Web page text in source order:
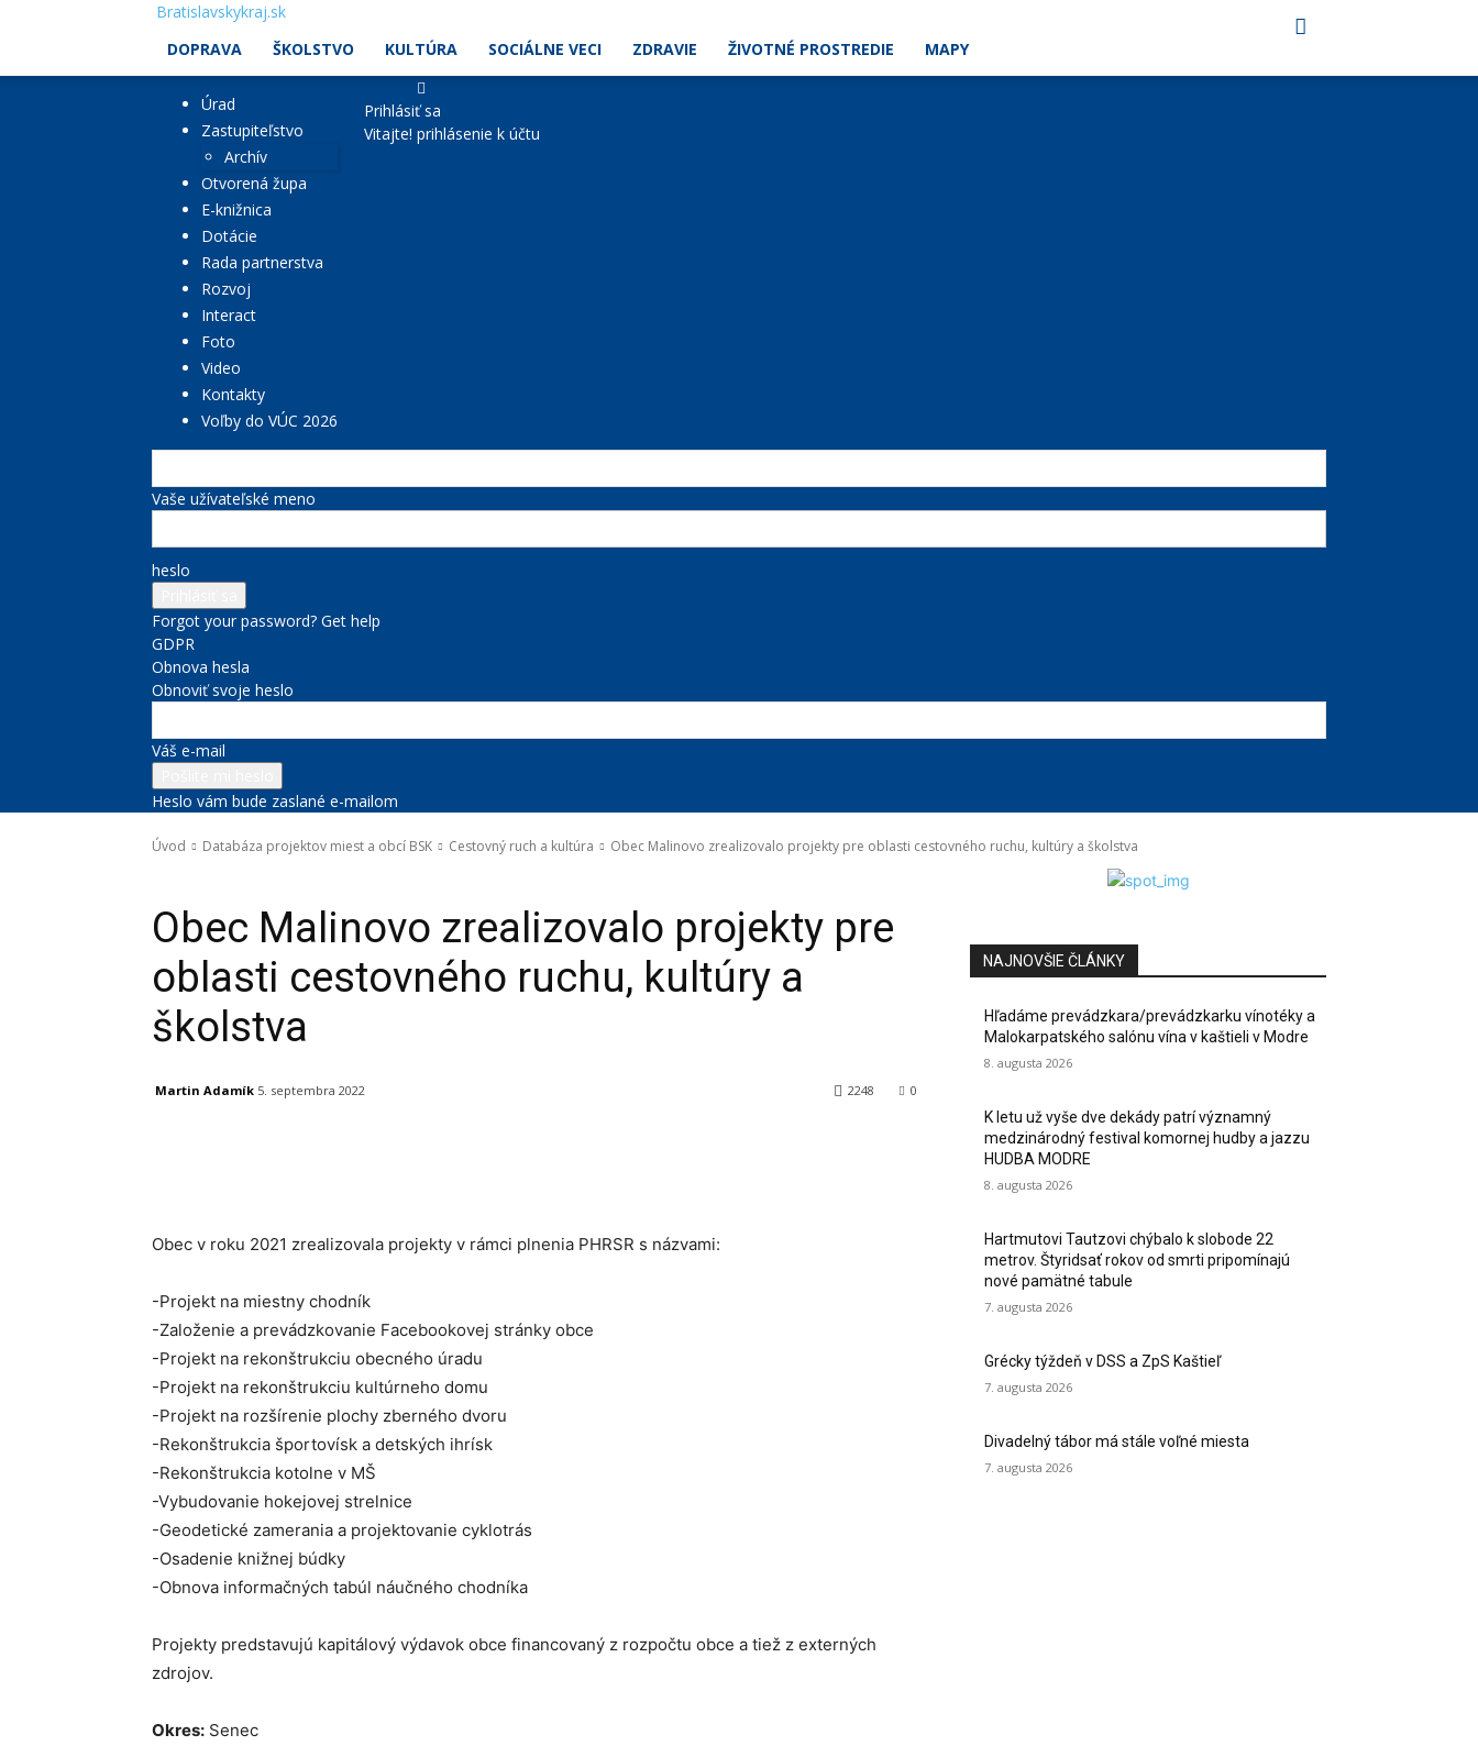
Bratislavskykraj.sk
DOPRAVA
ŠKOLSTVO KULTÚRA SOCIÁLNE VECI ZDRAVIE ŽIVOTNÉ PROSTREDIE MAPY
Úrad
Zastupiteľstvo
Archív
Otvorená župa
E-knižnica
Dotácie
Rada partnerstva
Rozvoj
Interact
Foto
Video
Kontakty
Voľby do VÚC 2026
Prihlásiť sa
Vitajte! prihlásenie k účtu
Vaše užívateľské meno
heslo
Forgot your password? Get help
GDPR
Obnova hesla
Obnoviť svoje heslo
Váš e-mail
Heslo vám bude zaslané e-mailom
Úvod Databáza projektov miest a obcí BSK Cestovný ruch a kultúra Obec Malinovo zrealizovalo projekty pre oblasti cestovného ruchu, kultúry a školstva
Obec Malinovo zrealizovalo projekty pre
oblasti cestovného ruchu, kultúry a
školstva
Martin Adamík 5. septembra 2022 0
2248
Obec v roku 2021 zrealizovala projekty v rámci plnenia PHRSR s názvami:
-Projekt na miestny chodník
-Založenie a prevádzkovanie Facebookovej stránky obce
-Projekt na rekonštrukciu obecného úradu
-Projekt na rekonštrukciu kultúrneho domu
-Projekt na rozšírenie plochy zberného dvoru
-Rekonštrukcia športovísk a detských ihrísk
-Rekonštrukcia kotolne v MŠ
-Vybudovanie hokejovej strelnice
-Geodetické zamerania a projektovanie cyklotrás
-Osadenie knižnej búdky
-Obnova informačných tabúl náučného chodníka
Projekty predstavujú kapitálový výdavok obce financovaný z rozpočtu obce a tiež z externých
zdrojov.
Okres: Senec
NAJNOVŠIE ČLÁNKY
Hľadáme prevádzkara/prevádzkarku vínotéky a
Malokarpatského salónu vína v kaštieli v Modre
8. augusta 2026
K letu už vyše dve dekády patrí významný
medzinárodný festival komornej hudby a jazzu
HUDBA MODRE
8. augusta 2026
Hartmutovi Tautzovi chýbalo k slobode 22
metrov. Štyridsať rokov od smrti pripomínajú
nové pamätné tabule
7. augusta 2026
Grécky týždeň v DSS a ZpS Kaštieľ
7. augusta 2026
Divadelný tábor má stále voľné miesta
7. augusta 2026